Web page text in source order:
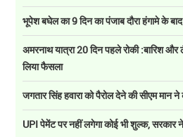
भूपेश बघेल का 9 दिन का पंजाब दौरा हंगामे के
अमरनाथ यात्रा 20 दिन पहले रोकी :बारिश
लिया फैसला
जगतार सिंह हवारा को पैरोल देने की सीएम मान ने
UPI पेमेंट पर नहीं लगेगा कोई भी शुल्क, सरकार